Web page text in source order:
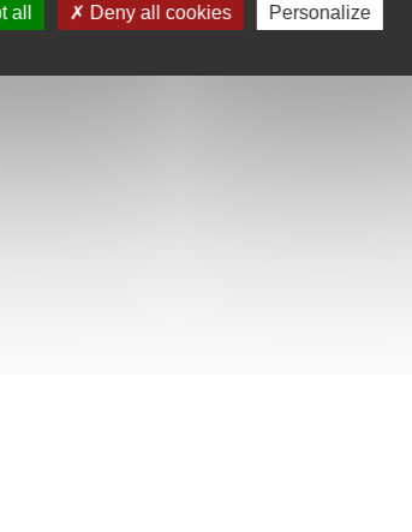
all Deny all cookies Personalize